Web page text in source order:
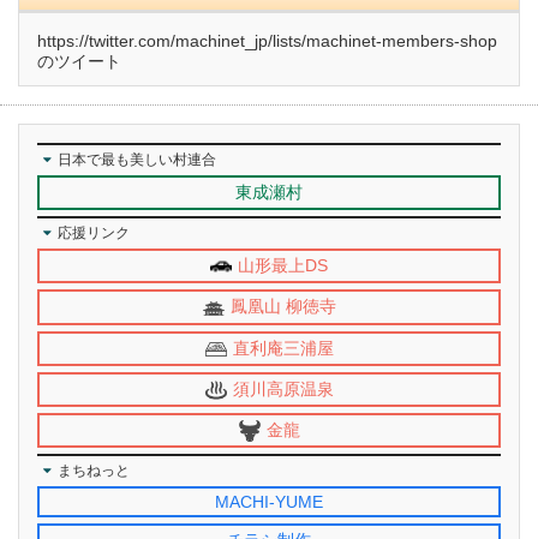
https://twitter.com/machinet_jp/lists/machinet-members-shop
のツイート
日本で最も美しい村連合
東成瀬村
応援リンク
山形最上DS
鳳凰山 柳徳寺
直利庵三浦屋
須川高原温泉
金龍
まちねっと
MACHI-YUME